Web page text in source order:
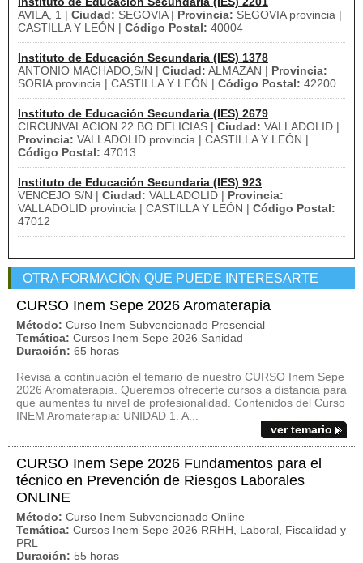
AVILA, 1 | Ciudad: SEGOVIA | Provincia: SEGOVIA provincia |
CASTILLA Y LEÓN | Código Postal: 40004
Instituto de Educación Secundaria (IES) 1378
ANTONIO MACHADO,S/N | Ciudad: ALMAZAN | Provincia:
SORIA provincia | CASTILLA Y LEÓN | Código Postal: 42200
Instituto de Educación Secundaria (IES) 2679
CIRCUNVALACION 22.BO.DELICIAS | Ciudad: VALLADOLID |
Provincia: VALLADOLID provincia | CASTILLA Y LEÓN |
Código Postal: 47013
Instituto de Educación Secundaria (IES) 923
VENCEJO S/N | Ciudad: VALLADOLID | Provincia:
VALLADOLID provincia | CASTILLA Y LEÓN | Código Postal:
47012
OTRA FORMACIÓN QUE PUEDE INTERESARTE
CURSO Inem Sepe 2026 Aromaterapia
Método: Curso Inem Subvencionado Presencial
Temática: Cursos Inem Sepe 2026 Sanidad
Duración: 65 horas
Revisa a continuación el temario de nuestro CURSO Inem Sepe
2026 Aromaterapia. Queremos ofrecerte cursos a distancia para
que aumentes tu nivel de profesionalidad. Contenidos del Curso
INEM Aromaterapia: UNIDAD 1. A...
ver temario
CURSO Inem Sepe 2026 Fundamentos para el
técnico en Prevención de Riesgos Laborales
ONLINE
Método: Curso Inem Subvencionado Online
Temática: Cursos Inem Sepe 2026 RRHH, Laboral, Fiscalidad y
PRL
Duración: 55 horas